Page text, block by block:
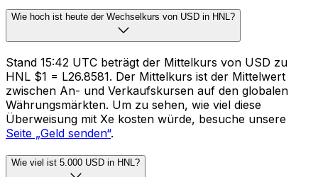
Wie hoch ist heute der Wechselkurs von USD in HNL?
Stand 15:42 UTC beträgt der Mittelkurs von USD zu
HNL $1 = L26.8581. Der Mittelkurs ist der Mittelwert
zwischen An- und Verkaufskursen auf den globalen
Währungsmärkten. Um zu sehen, wie viel diese
Überweisung mit Xe kosten würde, besuche unsere
Seite „Geld senden“.
Wie viel ist 5.000 USD in HNL?